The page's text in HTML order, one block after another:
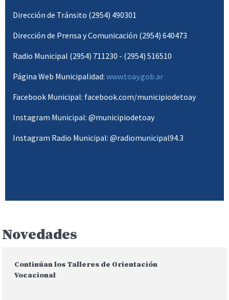
Dirección de Tránsito (2954) 490301
Dirección de Prensa y Comunicación (2954) 640473
Radio Municipal (2954) 711230 - (2954) 516510
Página Web Municipalidad: www.toay.gob.ar
Facebook Municipal: facebook.com/municipiodetoay
Instagram Municipal: @municipiodetoay
Instagram Radio Municipal: @radiomunicipal94.3
Novedades
Continúan los Talleres de Orientación
Vocacional